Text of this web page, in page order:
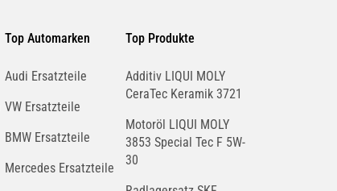
Top Automarken
Audi Ersatzteile
VW Ersatzteile
BMW Ersatzteile
Mercedes Ersatzteile
Top Produkte
Additiv LIQUI MOLY
CeraTec Keramik 3721
Motoröl LIQUI MOLY
3853 Special Tec F 5W-
30